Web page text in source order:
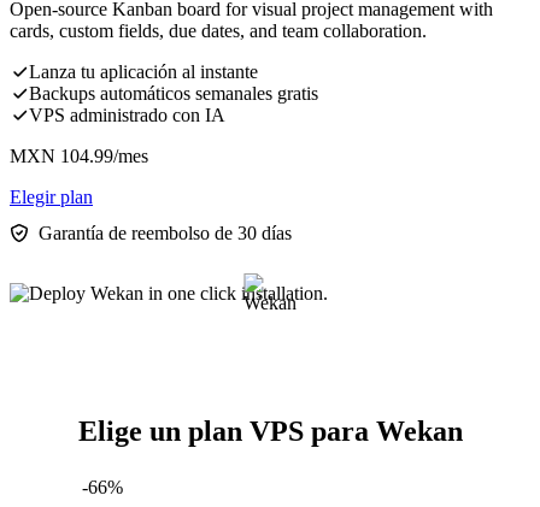
Open-source Kanban board for visual project management with
cards, custom fields, due dates, and team collaboration.
Lanza tu aplicación al instante
Backups automáticos semanales gratis
VPS administrado con IA
MXN 104.99/mes
Elegir plan
Garantía de reembolso de 30 días
Elige un plan VPS para Wekan
-66%